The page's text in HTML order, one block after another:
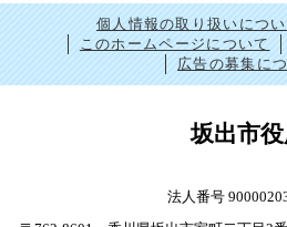
個人情報の取り扱いにつ
このホームページについて
広告の募集に
坂出市
法人番号